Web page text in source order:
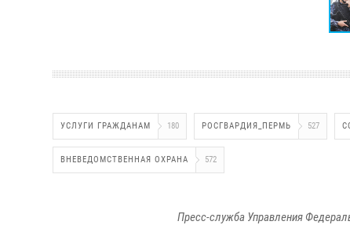
УСЛУГИ ГРАЖДАНАМ 180 РОСГВАРДИЯ_ПЕРМЬ 527
ВНЕВЕДОМСТВЕННАЯ ОХРАНА 572
Пресс-служба Управления